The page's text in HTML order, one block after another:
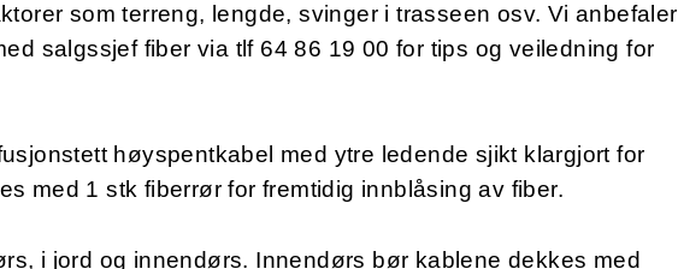
som terreng, lengde, svinger i trasseen osv. Vi anbefaler
salgssjef fiber via tlf 64 86 19 00 for tips og veiledning for
høyspentkabel med ytre ledende sjikt klargjort for
med 1 stk fiberrør for fremtidig innblåsing av fiber.
i jord og innendørs. Innendørs bør kablene dekkes med